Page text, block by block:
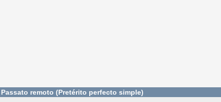
Passato remoto (Pretérito perfecto simple)